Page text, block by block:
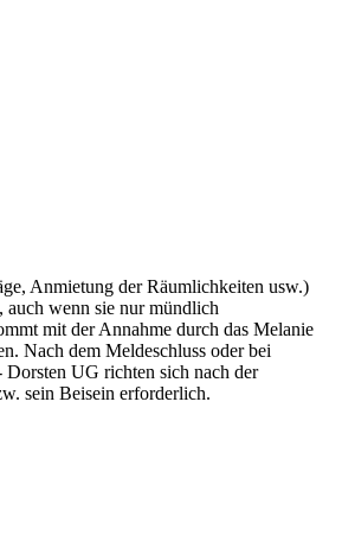
Anmietung der Räumlichkeiten usw.)
wenn sie nur mündlich
mit der Annahme durch das Melanie
Nach dem Meldeschluss oder bei
UG richten sich nach der
sein Beisein erforderlich.